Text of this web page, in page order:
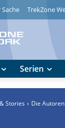
TrekZone
Serien
Stories Die